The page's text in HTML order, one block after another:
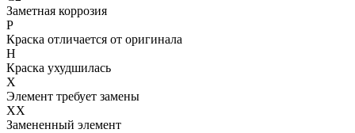
Заметная коррозия
P
Краска отличается от оригинала
H
Краска ухудшилась
X
Элемент требует замены
XX
Замененный элемент